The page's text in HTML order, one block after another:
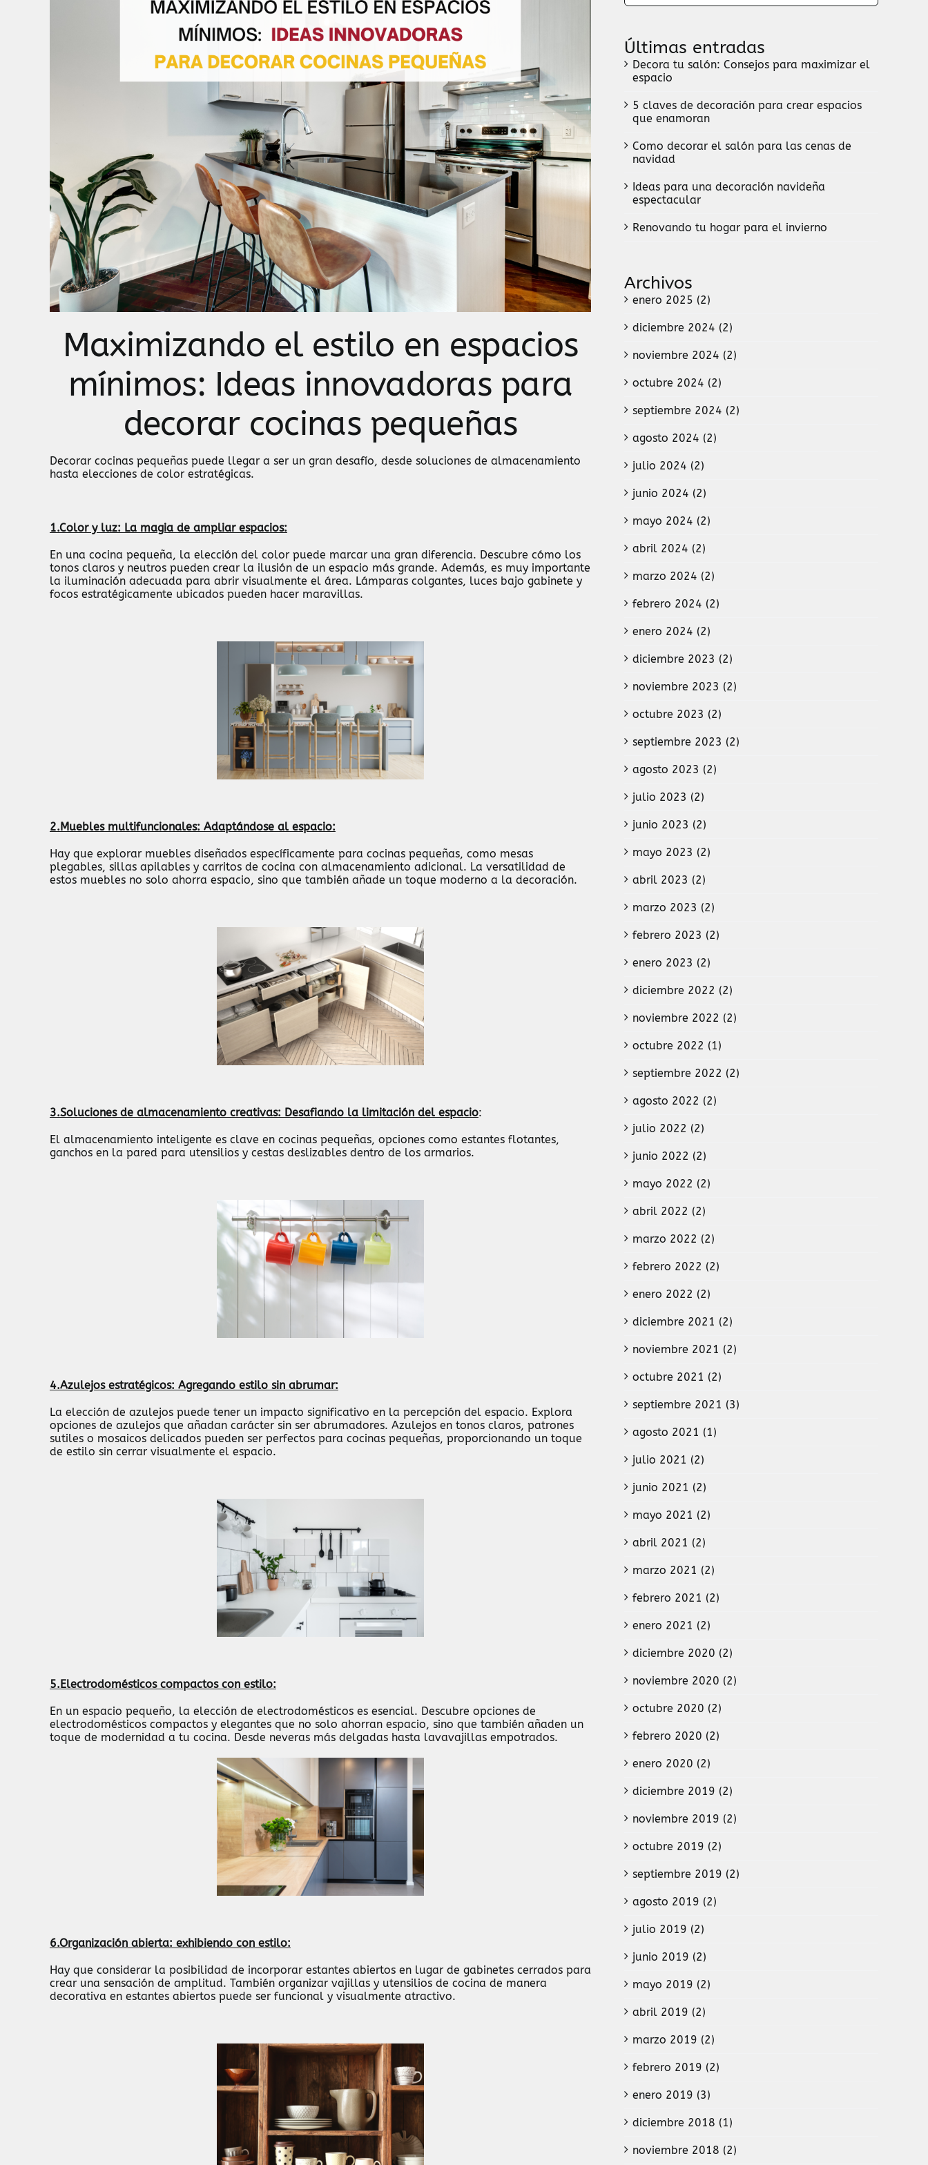
Maximizando el estilo en espacios
mínimos: Ideas innovadoras para
decorar cocinas pequeñas
Decorar cocinas pequeñas puede llegar a ser un gran desafío, desde soluciones de almacenamiento
hasta elecciones de color estratégicas.
1.Color y luz: La magia de ampliar espacios:
En una cocina pequeña, la elección del color puede marcar una gran diferencia. Descubre cómo los
tonos claros y neutros pueden crear la ilusión de un espacio más grande. Además, es muy importante
la iluminación adecuada para abrir visualmente el área. Lámparas colgantes, luces bajo gabinete y
focos estratégicamente ubicados pueden hacer maravillas.
2.Muebles multifuncionales: Adaptándose al espacio:
Hay que explorar muebles diseñados específicamente para cocinas pequeñas, como mesas
plegables, sillas apilables y carritos de cocina con almacenamiento adicional. La versatilidad de
estos muebles no solo ahorra espacio, sino que también añade un toque moderno a la decoración.
3.Soluciones de almacenamiento creativas: Desafiando la limitación del espacio:
El almacenamiento inteligente es clave en cocinas pequeñas, opciones como estantes flotantes,
ganchos en la pared para utensilios y cestas deslizables dentro de los armarios.
4.Azulejos estratégicos: Agregando estilo sin abrumar:
La elección de azulejos puede tener un impacto significativo en la percepción del espacio. Explora
opciones de azulejos que añadan carácter sin ser abrumadores. Azulejos en tonos claros, patrones
sutiles o mosaicos delicados pueden ser perfectos para cocinas pequeñas, proporcionando un toque
de estilo sin cerrar visualmente el espacio.
5.Electrodomésticos compactos con estilo:
En un espacio pequeño, la elección de electrodomésticos es esencial. Descubre opciones de
electrodomésticos compactos y elegantes que no solo ahorran espacio, sino que también añaden un
toque de modernidad a tu cocina. Desde neveras más delgadas hasta lavavajillas empotrados.
6.Organización abierta: exhibiendo con estilo:
Hay que considerar la posibilidad de incorporar estantes abiertos en lugar de gabinetes cerrados para
crear una sensación de amplitud. También organizar vajillas y utensilios de cocina de manera
decorativa en estantes abiertos puede ser funcional y visualmente atractivo.
Últimas entradas
Decora tu salón: Consejos para maximizar el
espacio
5 claves de decoración para crear espacios
que enamoran
Como decorar el salón para las cenas de
navidad
Ideas para una decoración navideña
espectacular
Renovando tu hogar para el invierno
Archivos
enero 2025 (2)
diciembre 2024 (2)
noviembre 2024 (2)
octubre 2024 (2)
septiembre 2024 (2)
agosto 2024 (2)
julio 2024 (2)
junio 2024 (2)
mayo 2024 (2)
abril 2024 (2)
marzo 2024 (2)
febrero 2024 (2)
enero 2024 (2)
diciembre 2023 (2)
noviembre 2023 (2)
octubre 2023 (2)
septiembre 2023 (2)
agosto 2023 (2)
julio 2023 (2)
junio 2023 (2)
mayo 2023 (2)
abril 2023 (2)
marzo 2023 (2)
febrero 2023 (2)
enero 2023 (2)
diciembre 2022 (2)
noviembre 2022 (2)
octubre 2022 (1)
septiembre 2022 (2)
agosto 2022 (2)
julio 2022 (2)
junio 2022 (2)
mayo 2022 (2)
abril 2022 (2)
marzo 2022 (2)
febrero 2022 (2)
enero 2022 (2)
diciembre 2021 (2)
noviembre 2021 (2)
octubre 2021 (2)
septiembre 2021 (3)
agosto 2021 (1)
julio 2021 (2)
junio 2021 (2)
mayo 2021 (2)
abril 2021 (2)
marzo 2021 (2)
febrero 2021 (2)
enero 2021 (2)
diciembre 2020 (2)
noviembre 2020 (2)
octubre 2020 (2)
febrero 2020 (2)
enero 2020 (2)
diciembre 2019 (2)
noviembre 2019 (2)
octubre 2019 (2)
septiembre 2019 (2)
agosto 2019 (2)
julio 2019 (2)
junio 2019 (2)
mayo 2019 (2)
abril 2019 (2)
marzo 2019 (2)
febrero 2019 (2)
enero 2019 (3)
diciembre 2018 (1)
noviembre 2018 (2)